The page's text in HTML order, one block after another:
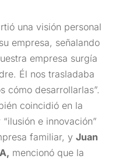
una visión personal
empresa, señalando
empresa surgía
Él nos trasladaba
cómo desarrollarlas”.
coincidió en la
e innovación”
familiar, y Juan
mencionó que la